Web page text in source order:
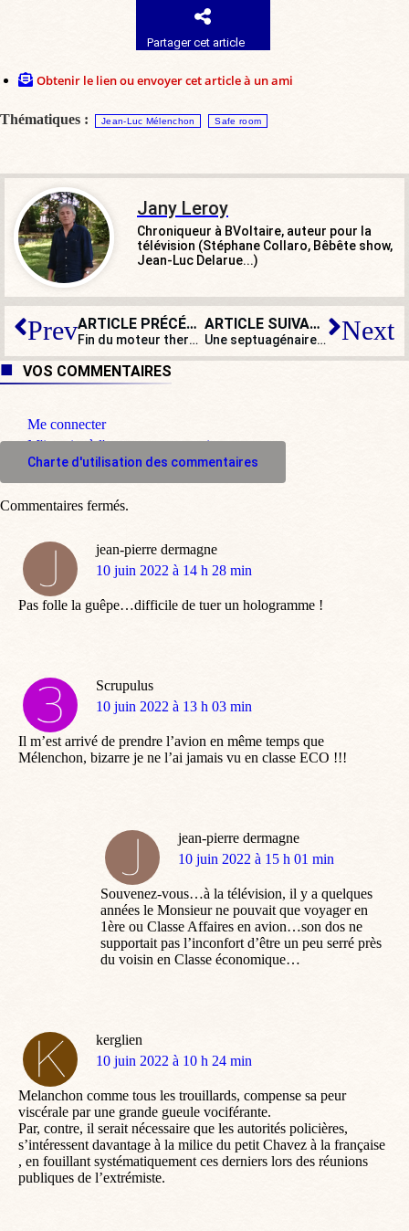
Partager cet article
Obtenir le lien ou envoyer cet article à un ami
Thématiques : Jean-Luc Mélenchon Safe room
Jany Leroy
Chroniqueur à BVoltaire, auteur pour la
télévision (Stéphane Collaro, Bêbête show,
Jean-Luc Delarue...)
Prev ARTICLE PRÉCÉDENT
Fin du moteur thermique en 2035 : entre choix de société et casse sociale…
ARTICLE SUIVANT
Une septuagénaire égorgée à Mulhouse : quel est donc ce pays incapable de protéger ses aînés ? Next
VOS COMMENTAIRES
Me connecter
M'inscrire à l'espace commentaire
Charte d'utilisation des commentaires
jean-pierre dermagne
dit
10 juin 2022 à 14 h 28 min
Pas folle la guêpe…difficile de tuer un hologramme !
Scrupulus
dit
10 juin 2022 à 13 h 03 min
Il m’est arrivé de prendre l’avion en même temps que
Mélenchon, bizarre je ne l’ai jamais vu en classe ECO !!!
jean-pierre dermagne
dit
10 juin 2022 à 15 h 01 min
Souvenez-vous…à la télévision, il y a quelques
années le Monsieur ne pouvait que voyager en
1ère ou Classe Affaires en avion…son dos ne
supportait pas l’inconfort d’être un peu serré près
du voisin en Classe économique…
kerglien
dit
10 juin 2022 à 10 h 24 min
Melanchon comme tous les trouillards, compense sa peur
viscérale par une grande gueule vociférante.
Par, contre, il serait nécessaire que les autorités policières,
s’intéressent davantage à la milice du petit Chavez à la française
, en fouillant systématiquement ces derniers lors des réunions
publiques de l’extrémiste.
Commentaires fermés.